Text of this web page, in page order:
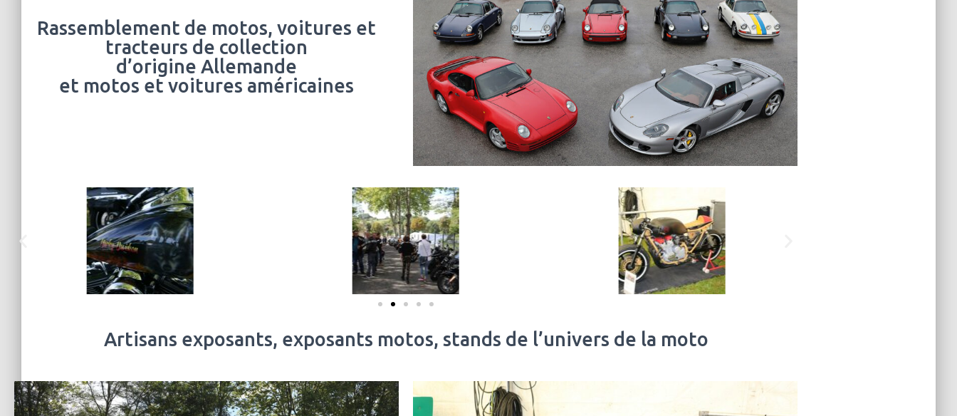
Rassemblement de motos, voitures et
tracteurs de collection
d’origine Allemande
et motos et voitures américaines
Artisans exposants, exposants motos, stands de l’univers de la moto